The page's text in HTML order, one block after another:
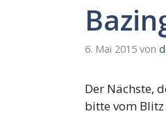
6. Mai 2015 von
Der Nächste,
bitte vom